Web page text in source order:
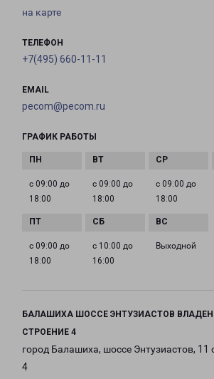
на карте
ТЕЛЕФОН
+7(495) 660-11-11
EMAIL
pecom@pecom.ru
ГРАФИК РАБОТЫ
с 09:00 до
18:00
с 09:00 до
18:00
с 09:00 до
18:00
с 09:00 до
18:00
с 10:00 до
16:00
Выходной
БАЛАШИХА ШОССЕ ЭНТУЗИАСТОВ
СТРОЕНИЕ 4
город Балашиха, шоссе Энтузиастов, 11
4